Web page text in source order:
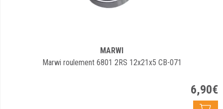
MARWI
Marwi roulement 6801 2RS 12x21x5 CB-071
6,90€